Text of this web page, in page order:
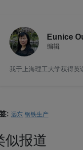
Eunice
编辑
我于上海理工大学获得英
: 远东 钢铁生产
似报道